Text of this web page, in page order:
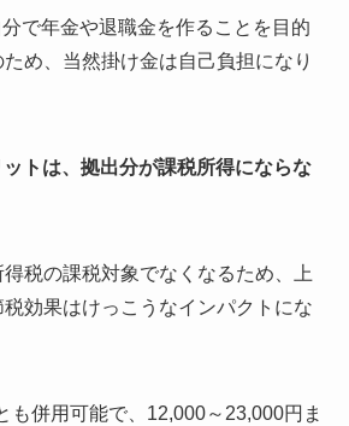
で年金や退職金を作ることを目的
め、当然掛け金は自己負担になり
トは、拠出分が課税所得にならな
税の課税対象でなくなるため、上
効果はけっこうなインパクトにな
も併用可能で、12,000～23,000円ま